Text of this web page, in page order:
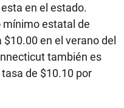
en el estado.
mínimo estatal de
en el verano del
también es
de $10.10 por